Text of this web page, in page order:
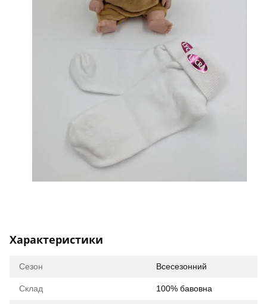
Характеристики
Сезон Всесезонний
Склад 100% бавовна